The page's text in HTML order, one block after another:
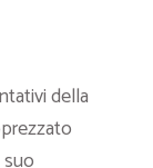
della